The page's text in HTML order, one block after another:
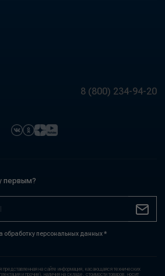
8 (800) 234-94-20
первым?
обработку персональных данных *
на сайте информация, касающаяся технических
и прочие), наличия на складе, стоимости товаров, носит